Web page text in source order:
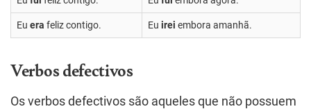
Eu era feliz contigo. Eu irei embora amanhã.
Verbos defectivos
Os verbos defectivos são aqueles que não possuem